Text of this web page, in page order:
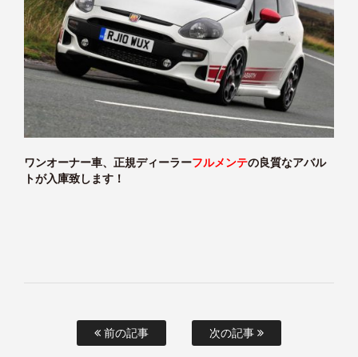
ワンオーナー車、正規ディーラーフルメンテの良質なアバル
トが入庫致します！
前の記事 次の記事